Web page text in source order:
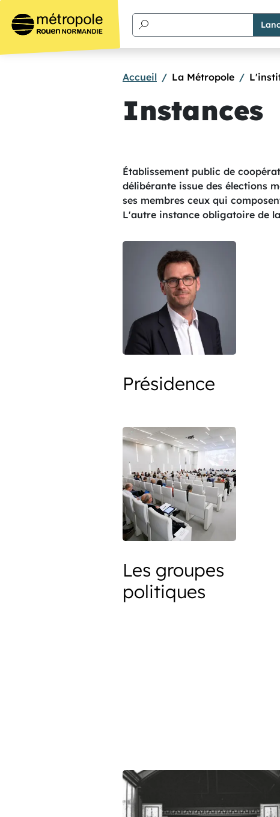
Aller au contenu principal
Accueil La Métropole
Instances
Texte de présentation
Établissement public de
délibérante issue des élections
ses membres ceux qui
L'autre instance obligatoire de
Présidence
Les groupes
politiques